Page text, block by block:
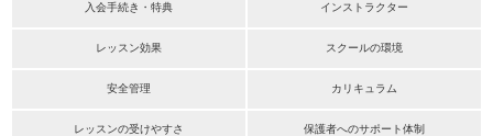
入会手続き・特典 インストラクター
レッスン効果 スクールの環境
安全管理 カリキュラム
レッスンの受けやすさ 保護者へのサポート体制